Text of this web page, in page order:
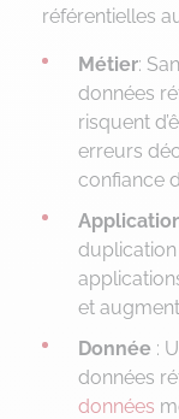
référentielles
Métier:
données
risquent
erreurs
confiance
duplication
et
Donnée :
données
données